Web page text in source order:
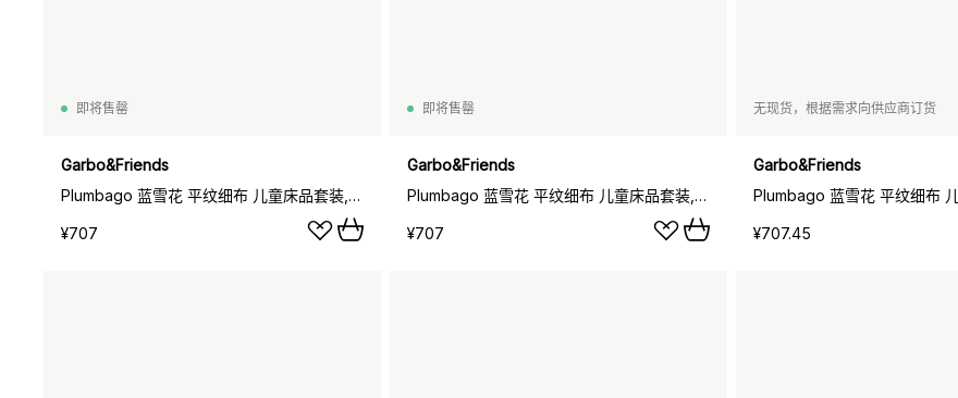
即将售罄
Garbo&Friends
Plumbago 蓝雪花 平纹细布 儿童床品套装, 100x140cm_40x60cm
¥707
即将售罄
Garbo&Friends
Plumbago 蓝雪花 平纹细布 儿童床品套装, 100x140cm_40x45cm
¥707
无现货，根据需求向供应商订货
Garbo&Friends
¥707.45